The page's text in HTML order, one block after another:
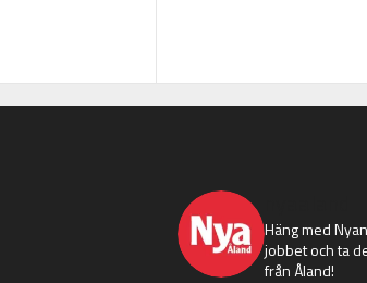
Häng med
jobbet och ta
från Åland!